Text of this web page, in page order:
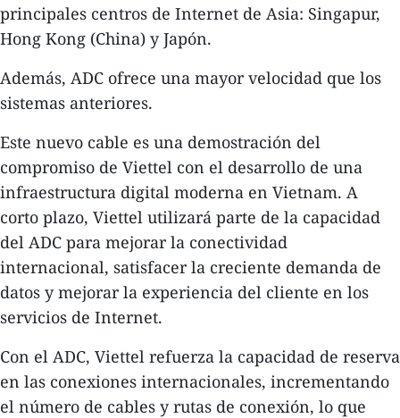
principales centros de Internet de Asia: Singapur,
Hong Kong (China) y Japón.
Además, ADC ofrece una mayor velocidad que los
sistemas anteriores.
Este nuevo cable es una demostración del
compromiso de Viettel con el desarrollo de una
infraestructura digital moderna en Vietnam. A
corto plazo, Viettel utilizará parte de la capacidad
del ADC para mejorar la conectividad
internacional, satisfacer la creciente demanda de
datos y mejorar la experiencia del cliente en los
servicios de Internet.
Con el ADC, Viettel refuerza la capacidad de reserva
en las conexiones internacionales, incrementando
el número de cables y rutas de conexión, lo que